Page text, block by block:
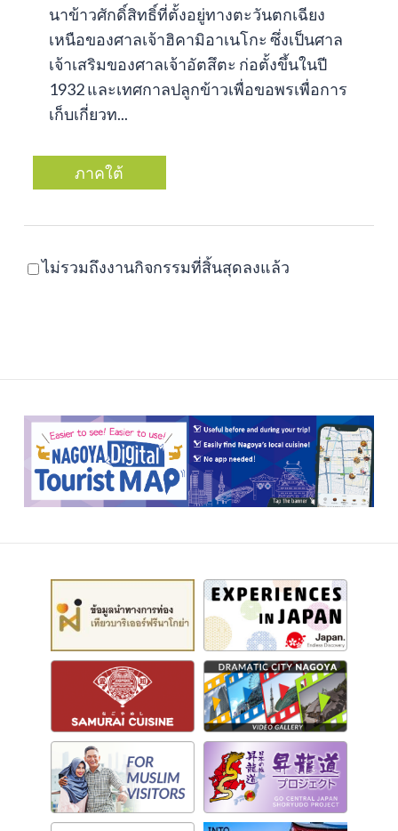
นาข้าวศักดิ์สิทธิ์ที่ตั้งอยู่ทางตะวันตกเฉียง
เหนือของศาลเจ้าฮิคามิอาเนโกะ ซึ่งเป็นศาล
เจ้าเสริมของศาลเจ้าอัตสึตะ ก่อตั้งขึ้นในปี
1932 และเทศกาลปลูกข้าวเพื่อขอพรเพื่อการ
เก็บเกี่ยวท...
ภาคใต้
ไม่รวมถึงงานกิจกรรมที่สิ้นสุดลงแล้ว